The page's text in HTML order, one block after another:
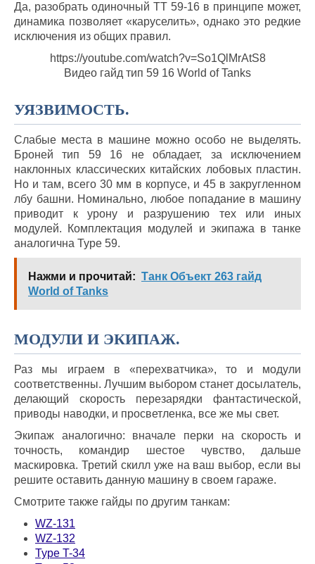
Да, разобрать одиночный ТТ 59-16 в принципе может,
динамика позволяет «каруселить», однако это редкие
исключения из общих правил.
https://youtube.com/watch?v=So1QlMrAtS8
Видео гайд тип 59 16 World of Tanks
УЯЗВИМОСТЬ.
Слабые места в машине можно особо не выделять.
Броней тип 59 16 не обладает, за исключением
наклонных классических китайских лобовых пластин.
Но и там, всего 30 мм в корпусе, и 45 в закругленном
лбу башни. Номинально, любое попадание в машину
приводит к урону и разрушению тех или иных
модулей. Комплектация модулей и экипажа в танке
аналогична Type 59.
Нажми и прочитай: Танк Объект 263 гайд
World of Tanks
МОДУЛИ И ЭКИПАЖ.
Раз мы играем в «перехватчика», то и модули
соответственны. Лучшим выбором станет досылатель,
делающий скорость перезарядки фантастической,
приводы наводки, и просветленка, все же мы свет.
Экипаж аналогично: вначале перки на скорость и
точность, командир шестое чувство, дальше
маскировка. Третий скилл уже на ваш выбор, если вы
решите оставить данную машину в своем гараже.
Смотрите также гайды по другим танкам:
WZ-131
WZ-132
Type T-34